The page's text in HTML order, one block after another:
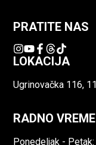
PRATITE NAS
LOKACIJA
Ugrinovačka 116,
RADNO VREME
Ponedeljak -